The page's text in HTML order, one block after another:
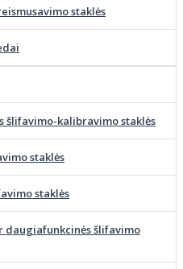
staklės
šlifavimo-kalibravimo staklės
staklės
staklės
daugiafunkcinės šlifavimo